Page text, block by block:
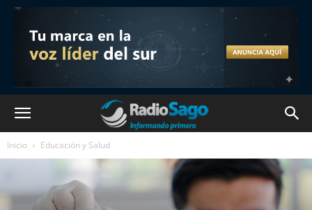
Inicio Educación y Salud